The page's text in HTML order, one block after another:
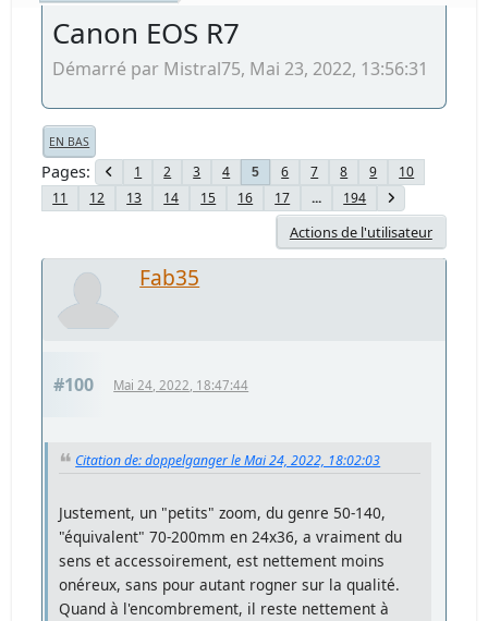
Canon EOS R7
Démarré par Mistral75, Mai 23, 2022, 13:56:31
EN BAS
Pages 1 2 3 4 5 6 7 8 9
10
11
12 13 14 15 16 17 ... 194
Actions de l'utilisateur
Fab35
#100 Mai 24, 2022, 18:47:44
Citation de: doppelganger le Mai 24, 2022, 18:02:03
Justement, un "petits" zoom, du genre 50-140,
"équivalent" 70-200mm en 24x36, a vraiment du
sens et accessoirement, est nettement moins
onéreux, sans pour autant rogner sur la qualité.
Quand à l'encombrement, il reste nettement à